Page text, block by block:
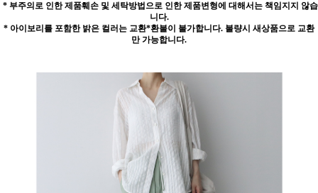
* 부주의로 인한 제품훼손 및 세탁방법으로 인한 제품변형에 대해서는 책임지지 않습
니다.
* 아이보리를 포함한 밝은 컬러는 교환*환불이 불가합니다. 불량시 새상품으로 교환
만 가능합니다.